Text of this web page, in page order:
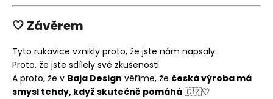
🤍 Závěrem
Tyto rukavice vznikly proto, že jste nám napsaly.
Proto, že jste sdílely své zkušenosti.
A proto, že v Baja Design věříme, že česká výroba má
smysl tehdy, když skutečně pomáhá 🇨🇿🤍